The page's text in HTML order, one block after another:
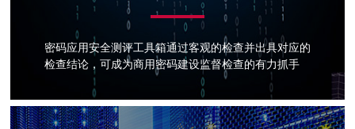
密码应用安全测评工具箱通过客观的检查并出具对应的
检查结论，可成为商用密码建设监督检查的有力抓手